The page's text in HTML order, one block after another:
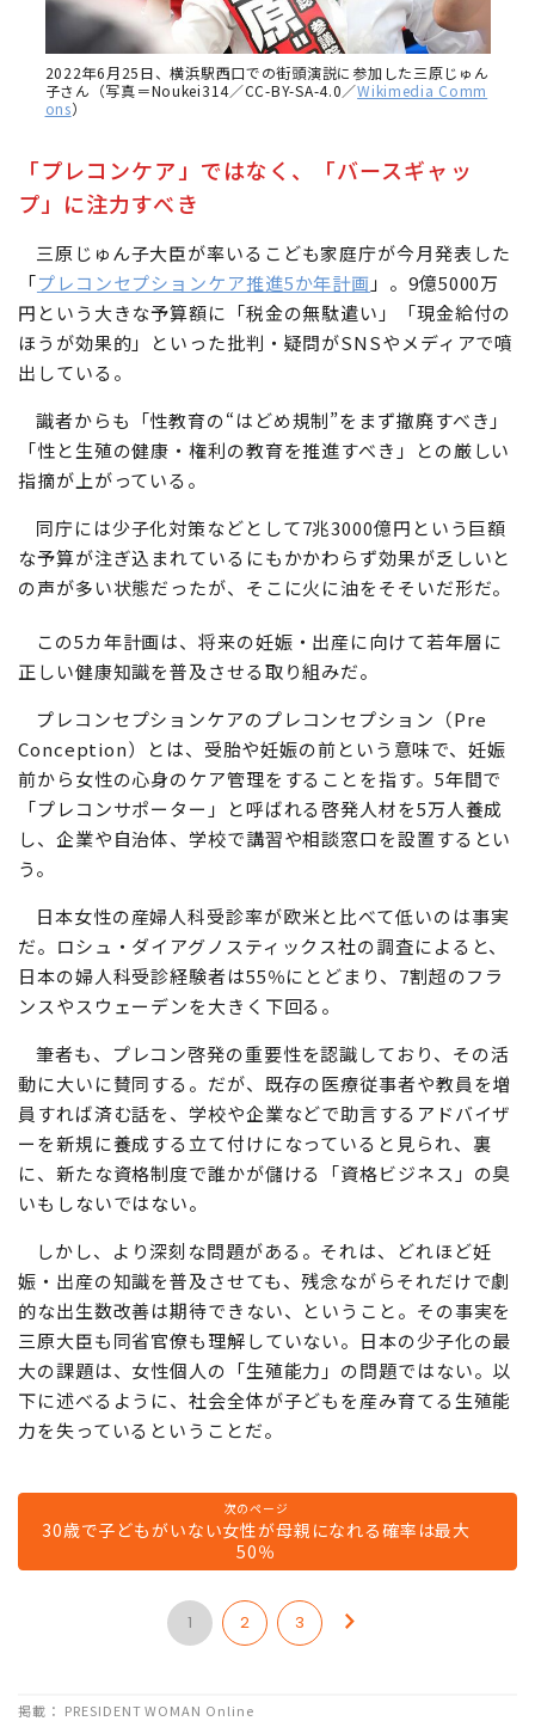
2022年6月25日、横浜駅西口での街頭演説に参加した三原じゅん
子さん（写真＝Noukei314／CC-BY-SA-4.0／Wikimedia Comm
ons）
「プレコンケア」ではなく、「バースギャッ
プ」に注力すべき
三原じゅん子大臣が率いるこども家庭庁が今月発表した
「プレコンセプションケア推進5か年計画 」。9億5000万
円という大きな予算額に「税金の無駄遣い」「現金給付の
ほうが効果的」といった批判・疑問がSNSやメディアで噴
出している。
識者からも「性教育の“はどめ規制”をまず撤廃すべき」
「性と生殖の健康・権利の教育を推進すべき」との厳しい
指摘が上がっている。
同庁には少子化対策などとして7兆3000億円という巨額
な予算が注ぎ込まれているにもかかわらず効果が乏しいと
の声が多い状態だったが、そこに火に油をそそいだ形だ。
この5カ年計画は、将来の妊娠・出産に向けて若年層に
正しい健康知識を普及させる取り組みだ。
プレコンセプションケアのプレコンセプション（Pre
Conception）とは、受胎や妊娠の前という意味で、妊娠
前から女性の心身のケア管理をすることを指す。5年間で
「プレコンサポーター」と呼ばれる啓発人材を5万人養成
し、企業や自治体、学校で講習や相談窓口を設置するとい
う。
日本女性の産婦人科受診率が欧米と比べて低いのは事実
だ。ロシュ・ダイアグノスティックス社の調査によると、
日本の婦人科受診経験者は55％にとどまり、7割超のフラ
ンスやスウェーデンを大きく下回る。
筆者も、プレコン啓発の重要性を認識しており、その活
動に大いに賛同する。だが、既存の医療従事者や教員を増
員すれば済む話を、学校や企業などで助言するアドバイザ
ーを新規に養成する立て付けになっていると見られ、裏
に、新たな資格制度で誰かが儲ける「資格ビジネス」の臭
いもしないではない。
しかし、より深刻な問題がある。それは、どれほど妊
娠・出産の知識を普及させても、残念ながらそれだけで劇
的な出生数改善は期待できない、ということ。その事実を
三原大臣も同省官僚も理解していない。日本の少子化の最
大の課題は、女性個人の「生殖能力」の問題ではない。以
下に述べるように、社会全体が子どもを産み育てる生殖能
力を失っているということだ。
次のページ
30歳で子どもがいない女性が母親になれる確率は最大
50％
1 2 3
掲載： PRESIDENT WOMAN Online